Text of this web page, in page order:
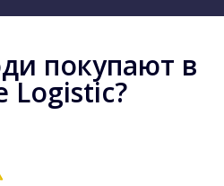
покупают в
Logistic?